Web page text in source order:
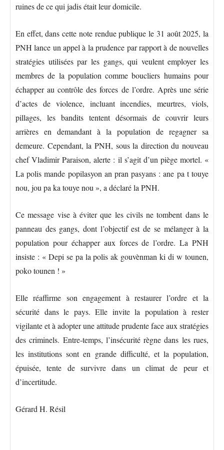
ruines de ce qui jadis était leur domicile.
En effet, dans cette note rendue publique le 31 août 2025, la
PNH lance un appel à la prudence par rapport à de nouvelles
stratégies utilisées par les gangs, qui veulent employer les
membres de la population comme boucliers humains pour
échapper au contrôle des forces de l’ordre. Après une série
d’actes de violence, incluant incendies, meurtres, viols,
pillages, les bandits tentent désormais de couvrir leurs
arrières en demandant à la population de regagner sa
demeure. Cependant, la PNH, sous la direction du nouveau
chef Vladimir Paraison, alerte : il s’agit d’un piège mortel. «
La polis mande popilasyon an pran pasyans : ane pa t touye
nou, jou pa ka touye nou », a déclaré la PNH.
Ce message vise à éviter que les civils ne tombent dans le
panneau des gangs, dont l’objectif est de se mélanger à la
population pour échapper aux forces de l’ordre. La PNH
insiste : « Depi se pa la polis ak gouvènman ki di w tounen,
poko tounen ! »
Elle réaffirme son engagement à restaurer l’ordre et la
sécurité dans le pays. Elle invite la population à rester
vigilante et à adopter une attitude prudente face aux stratégies
des criminels. Entre-temps, l’insécurité règne dans les rues,
les institutions sont en grande difficulté, et la population,
épuisée, tente de survivre dans un climat de peur et
d’incertitude.
Gérard H. Résil